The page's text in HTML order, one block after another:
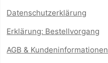
Datenschutzerklärung
Erklärung: Bestellvorgang
AGB & Kundeninformationen